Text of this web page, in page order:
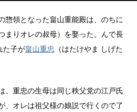
惣領となった畠山重能殿は、のちに
まりオレの叔母）を娶った。んで長
た子が畠山重忠
（はたけやま しげた
、重忠の生母は同じ秩父党の江戸氏
、オレは祖父様の娘説で行くので了